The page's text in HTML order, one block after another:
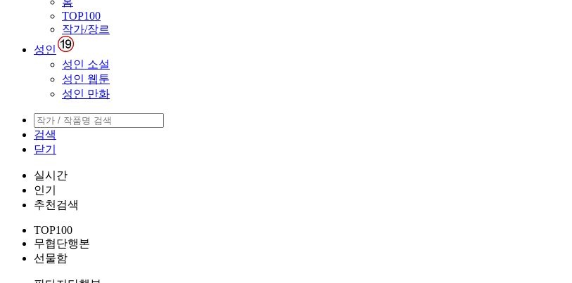
TOP100
작가/장르
성인
성인 소설
성인 웹툰
성인 만화
검색
닫기
실시간
인기
추천검색
TOP100
무협단행본
선물함